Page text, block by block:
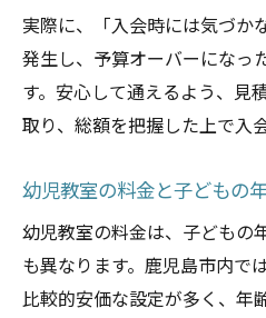
実際に、「入会時には気づか
発生し、予算オーバーになっ
す。安心して通えるよう、見
取り、総額を把握した上で入
幼児教室の料金と子どもの
幼児教室の料金は、子どもの
も異なります。鹿児島市内で
比較的安価な設定が多く、年